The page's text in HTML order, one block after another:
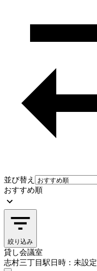
並び替え
おすすめ順
絞り込み
貸し会議室
志村三丁目駅日時：未設定